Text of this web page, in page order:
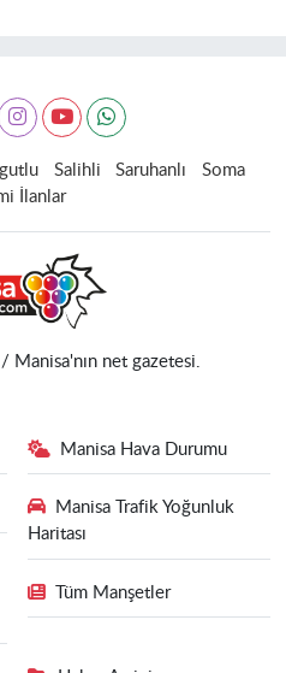
Salihli Saruhanlı
Soma
İlanlar
Manisa'nın net gazetesi.
Manisa Hava Durumu
Manisa Trafik Yoğunluk
Haritası
Tüm Manşetler